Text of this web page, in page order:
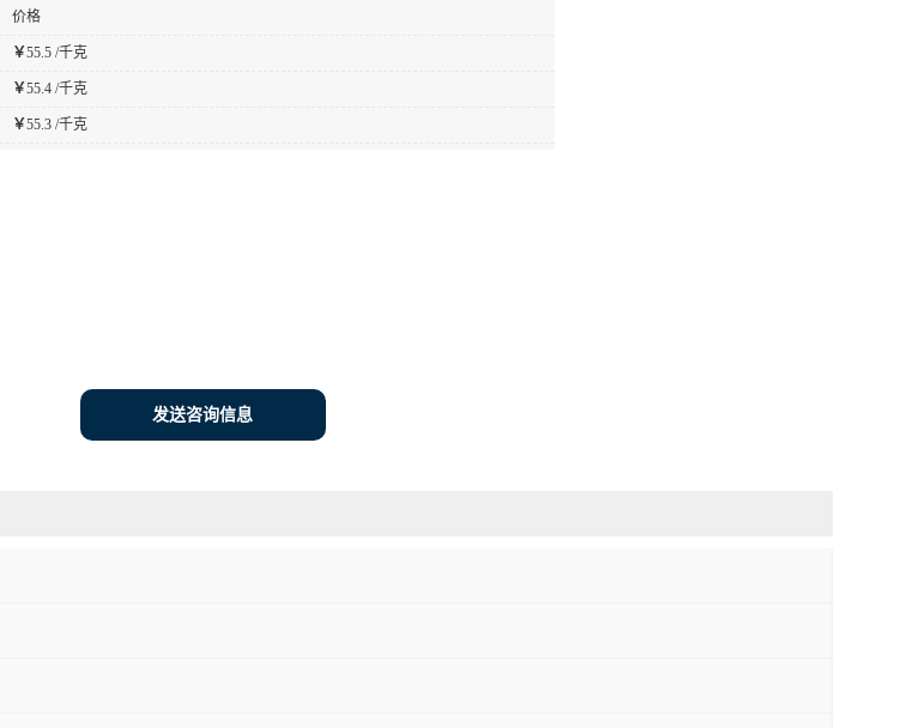
价格
￥55.5 /千克
￥55.4 /千克
￥55.3 /千克
发送咨询信息